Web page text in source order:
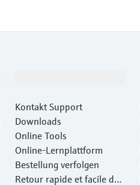
Kontakt Support
Downloads
Online Tools
Online-Lernplattform
Bestellung verfolgen
Retour rapide et facile des